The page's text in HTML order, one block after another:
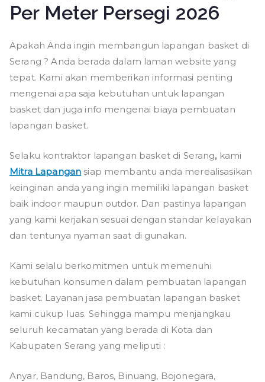
Per Meter Persegi 2026
Apakah Anda ingin membangun lapangan basket di
Serang ? Anda berada dalam laman website yang
tepat. Kami akan memberikan informasi penting
mengenai apa saja kebutuhan untuk lapangan
basket dan juga info mengenai biaya pembuatan
lapangan basket.
Selaku kontraktor lapangan basket di Serang, kami
Mitra Lapangan siap membantu anda merealisasikan
keinginan anda yang ingin memiliki lapangan basket
baik indoor maupun outdor. Dan pastinya lapangan
yang kami kerjakan sesuai dengan standar kelayakan
dan tentunya nyaman saat di gunakan.
Kami selalu berkomitmen untuk memenuhi
kebutuhan konsumen dalam pembuatan lapangan
basket. Layanan jasa pembuatan lapangan basket
kami cukup luas. Sehingga mampu menjangkau
seluruh kecamatan yang berada di Kota dan
Kabupaten Serang yang meliputi :
Anyar, Bandung, Baros, Binuang, Bojonegara,